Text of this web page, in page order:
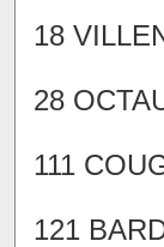
18
28
111
121